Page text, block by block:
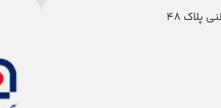
48